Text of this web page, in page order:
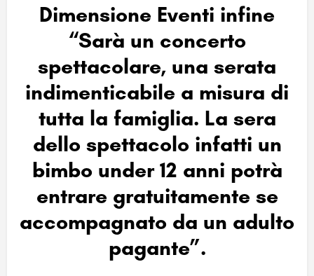
Dimensione Eventi infine
“Sarà un concerto
spettacolare, una serata
indimenticabile a misura di
tutta la famiglia. La sera
dello spettacolo infatti un
bimbo under 12 anni potrà
entrare gratuitamente se
accompagnato da un adulto
pagante”.